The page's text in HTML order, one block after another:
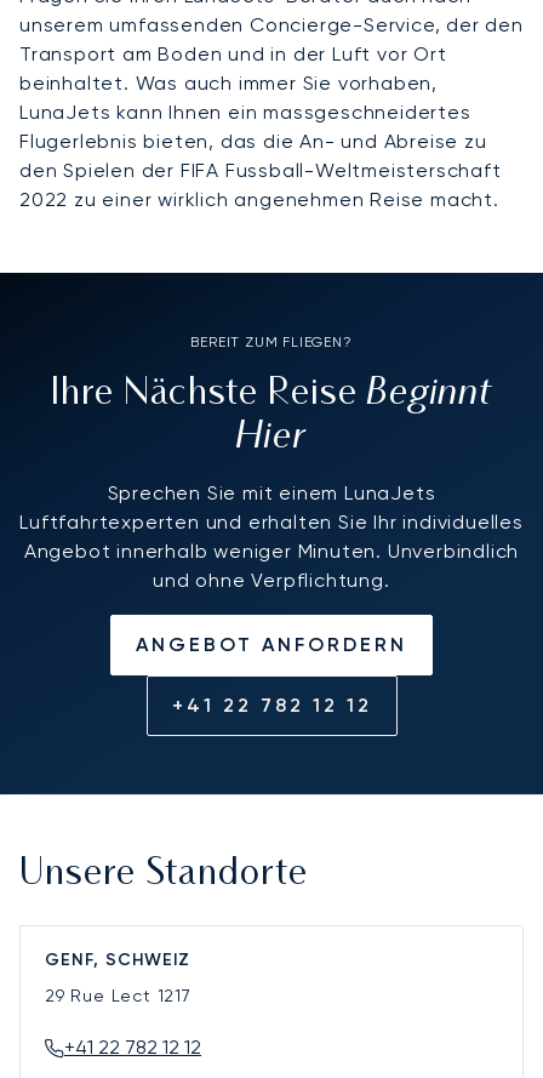
unserem umfassenden Concierge-Service, der den
Transport am Boden und in der Luft vor Ort
beinhaltet. Was auch immer Sie vorhaben,
LunaJets kann Ihnen ein massgeschneidertes
Flugerlebnis bieten, das die An- und Abreise zu
den Spielen der FIFA Fussball-Weltmeisterschaft
2022 zu einer wirklich angenehmen Reise macht.
BEREIT ZUM FLIEGEN?
Ihre Nächste ReiseBeginnt
Hier
Sprechen Sie mit einem LunaJets
Luftfahrtexperten und erhalten Sie Ihr individuelles
Angebot innerhalb weniger Minuten. Unverbindlich
und ohne Verpflichtung.
ANGEBOT ANFORDERN
+41 22 782 12 12
Unsere Standorte
GENF, SCHWEIZ
29 Rue Lect 1217
+41 22 782 12 12